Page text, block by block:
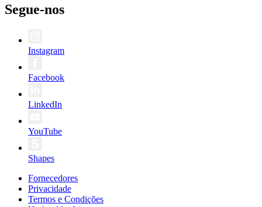
Segue-nos
Instagram
Facebook
LinkedIn
YouTube
Shapes
Fornecedores
Privacidade
Termos e Condições